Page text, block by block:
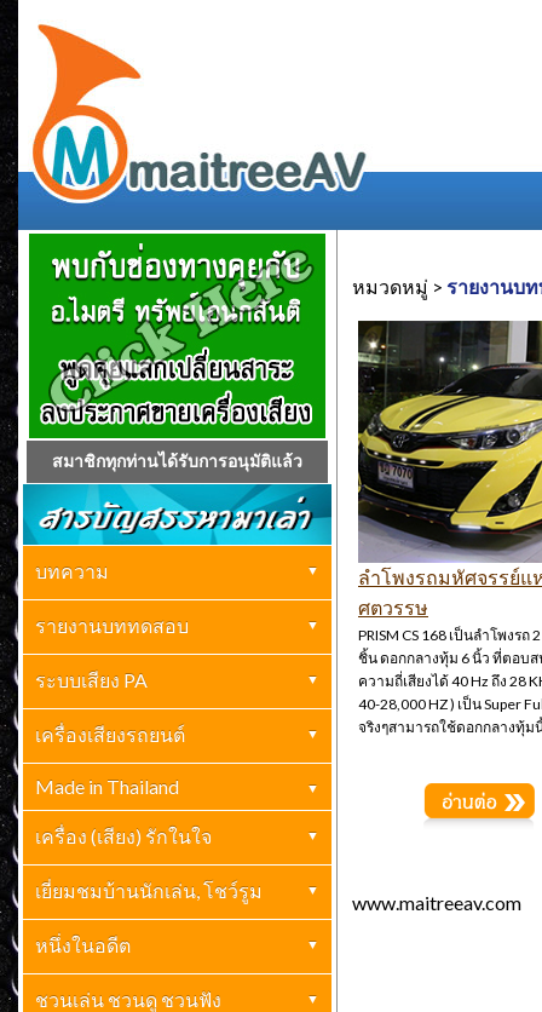
สมาชิกทุกท่านได้รับการอนุมัติแล้ว
บทความ
เครื่องเสียงบ้าน(261)
ปกิณกะ(70)
กะเทาะเปลือกวงการเครื่องเสียง
ไฮเอ็นด์(10)
รายงานบททดสอบ
เครื่องเสียงบ้าน
เครื่องเสียงรถยนต์
ระบบเสียง PA
เครื่องเสียง PA(23)
เครื่องเสียงรถยนต์
บทความเครื่องเสียงรถยนต์
Made in Thailand
Made In Thailand(6)
เครื่อง (เสียง) รักในใจ
เยี่ยมชมบ้านนักเล่น, โชว์รูม
เยี่ยมชมบ้านนักเล่น
หนึ่งในอดีต
ย้อนรอยอดีค-อดีตคำนึง
ชวนเล่น ชวนดู ชวนฟัง
หมวดหมู่ > รายงานบ
ลำโพงรถมหัศจรรย์แ
ศตวรรษ
PRISM CS 168 เป็นลำโพงรถ
ชิ้น ดอกกลางทุ้ม 6 นิ้ว ที่ตอบส
ความถี่เสียงได้ 40 Hz ถึง 28
40-28,000 HZ ) เป็น Super
จริงๆสามารถใช้ดอกกลางทุ้ม
www.maitreeav.com